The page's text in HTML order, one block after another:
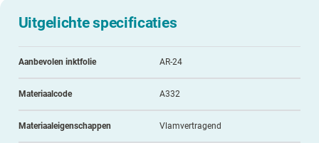
Uitgelichte specificaties
Aanbevolen inktfolie AR-24
Materiaalcode A332
Materiaaleigenschappen Vlamvertragend